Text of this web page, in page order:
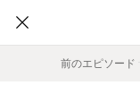
前のエピソード
――